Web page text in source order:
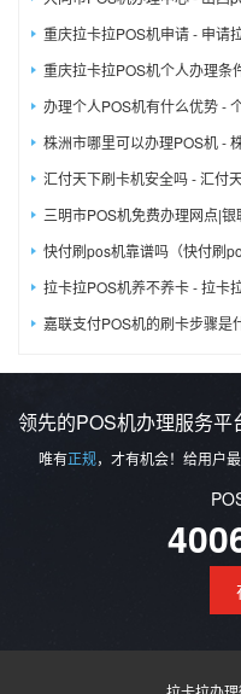
重庆拉卡拉POS机申请 - 申请
重庆拉卡拉POS机个人办理条
办理个人POS机有什么优势 -
株洲市哪里可以办理POS机 -
汇付天下刷卡机安全吗 - 汇付
三明市POS机免费办理网​点|
快付刷pos机靠谱吗（快付刷
拉卡拉POS机养不养卡 - 拉卡
嘉联支付POS机的刷卡步骤是
领先的POS机办理服务平
唯有正规，才有机会！给用户